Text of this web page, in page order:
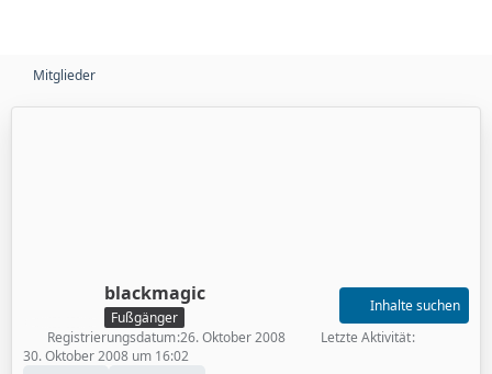
Mitglieder
blackmagic
Fußgänger
Inhalte suchen
Registrierungsdatum 26. Oktober 2008
Letzte Aktivität
30. Oktober 2008 um 16:02